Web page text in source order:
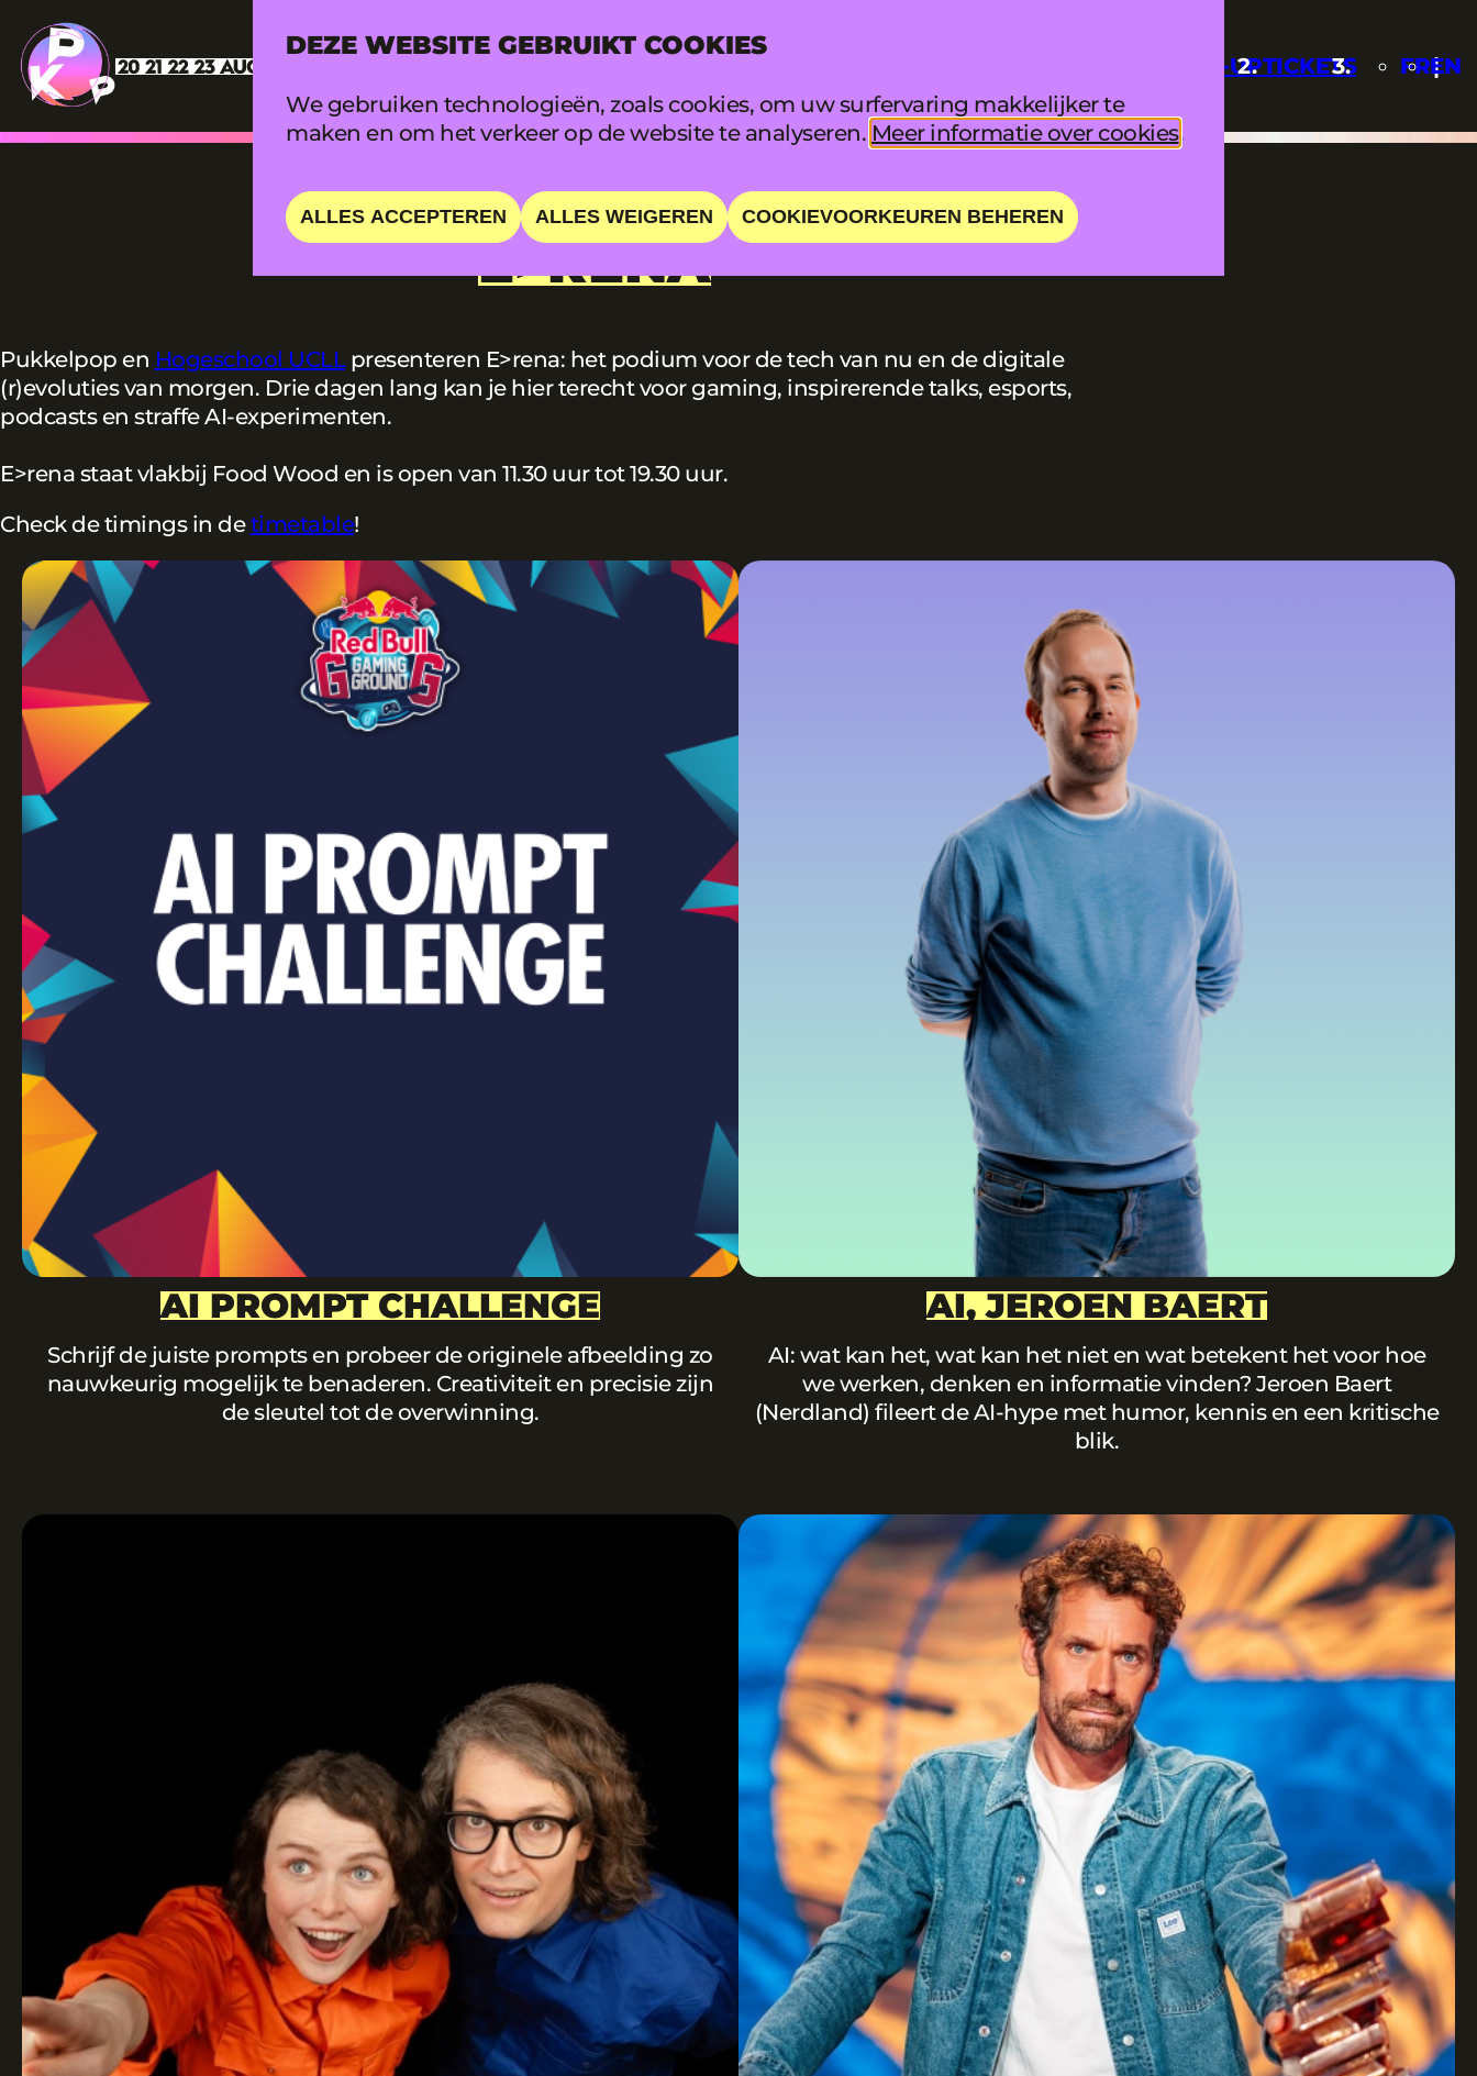
DEZE WEBSITE GEBRUIKT COOKIES
We gebruiken technologieën, zoals cookies, om uw surfervaring makkelijker te
maken en om het verkeer op de website te analyseren. Meer informatie over cookies.
ALLES ACCEPTEREN ALLES WEIGEREN COOKIEVOORKEUREN BEHEREN
LINE-UPTICKETS FREN
E>RENA
Pukkelpop en Hogeschool UCLLpresenteren E>rena: het podium voor de tech van nu en de digitale
(r)evoluties van morgen. Drie dagen lang kan je hier terecht voor gaming, inspirerende talks, esports,
podcasts en straffe AI-experimenten.
E>rena staat vlakbij Food Wood en is open van 11.30 uur tot 19.30 uur.
Check de timings in detimetable!
AI PROMPT CHALLENGE
Schrijf de juiste prompts en probeer de originele afbeelding zo
nauwkeurig mogelijk te benaderen. Creativiteit en precisie zijn
de sleutel tot de overwinning.
AI, JEROEN BAERT
AI: wat kan het, wat kan het niet en wat betekent het voor hoe
we werken, denken en informatie vinden? Jeroen Baert
(Nerdland) fileert de AI-hype met humor, kennis en een kritische
blik.